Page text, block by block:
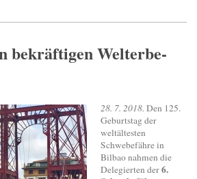
bekräftigen Welterbe-
28. 7. 2018. Den 125.
Geburtstag der
weltältesten
Schwebefähre in
Bilbao nahmen die
Delegierten der6.